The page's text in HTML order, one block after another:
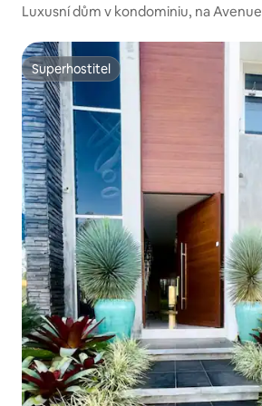
Luxusní dům v kondominiu, na Avenue
Superhostitel
Superhostitel